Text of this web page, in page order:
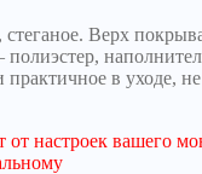
стеганое. Верх
полиэстер,
в уходе,
от настроек вашего